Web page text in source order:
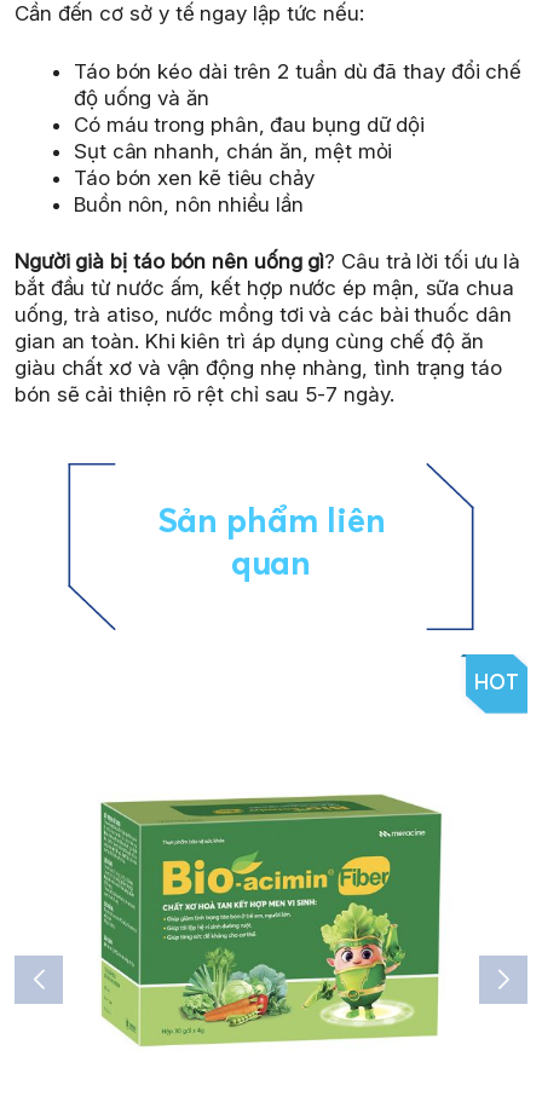
Cần đến cơ sở y tế ngay lập tức nếu:
Táo bón kéo dài trên 2 tuần dù đã thay đổi chế
độ uống và ăn
Có máu trong phân, đau bụng dữ dội
Sụt cân nhanh, chán ăn, mệt mỏi
Táo bón xen kẽ tiêu chảy
Buồn nôn, nôn nhiều lần
Người già bị táo bón nên uống gì? Câu trả lời tối ưu là
bắt đầu từ nước ấm, kết hợp nước ép mận, sữa chua
uống, trà atiso, nước mồng tơi và các bài thuốc dân
gian an toàn. Khi kiên trì áp dụng cùng chế độ ăn
giàu chất xơ và vận động nhẹ nhàng, tình trạng táo
bón sẽ cải thiện rõ rệt chỉ sau 5-7 ngày.
Sản phẩm liên
quan
HOT